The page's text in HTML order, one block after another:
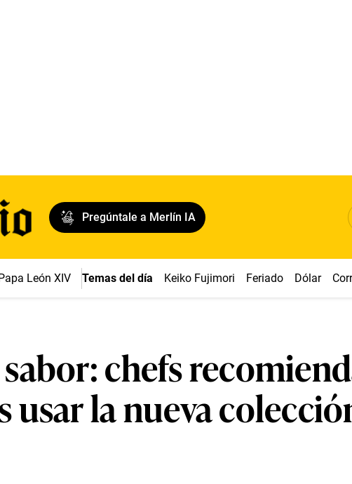
Pregúntale a Merlín IA
León XIV Temas del día Keiko Fujimori Feriado Dólar
chefs
usar la nueva